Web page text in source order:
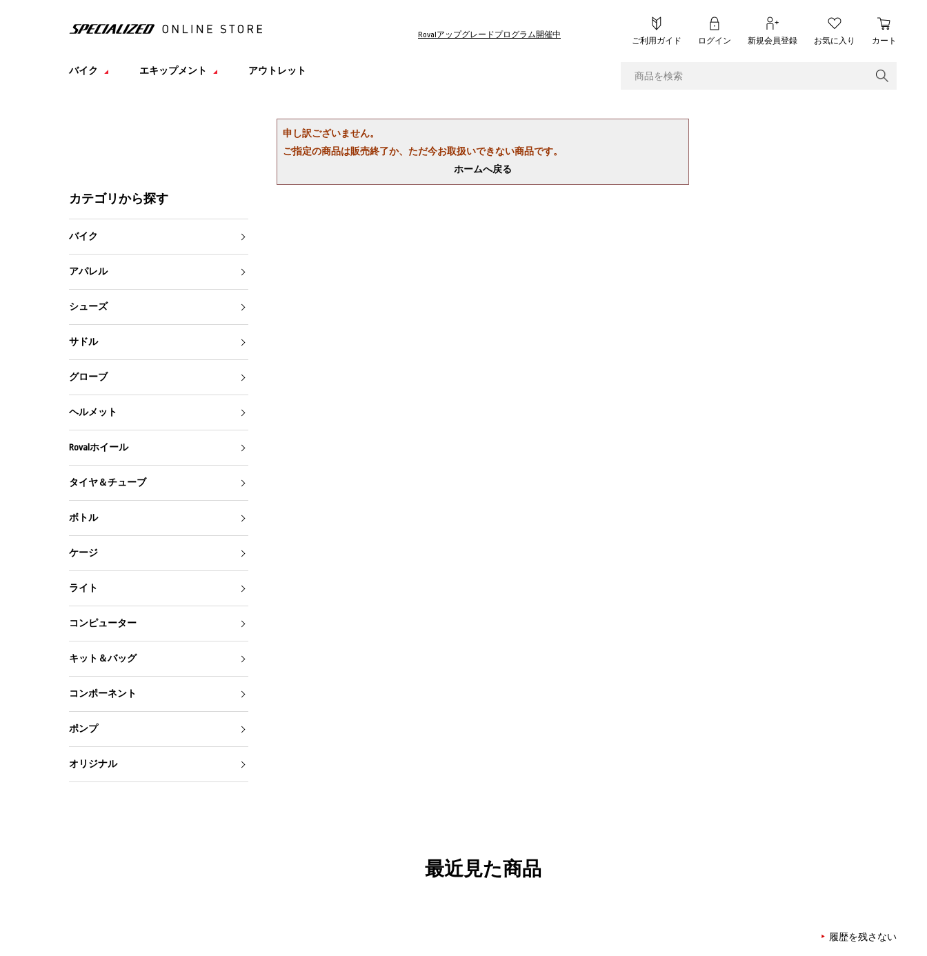
Rovalアップグレードプログラム開催中
ご利用ガイド ログイン 新規会員登録 お気に入り カート
バイク エキップメント アウトレット
申し訳ございません。
ご指定の商品は販売終了か、ただ今お取扱いできない商品です。
ホームへ戻る
カテゴリから探す
バイク
アパレル
シューズ
サドル
グローブ
ヘルメット
Rovalホイール
タイヤ＆チューブ
ボトル
ケージ
ライト
コンピューター
キット＆バッグ
コンポーネント
ポンプ
オリジナル
最近見た商品
履歴を残さない